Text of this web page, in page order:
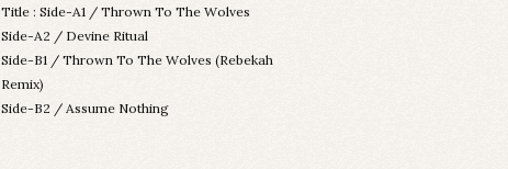
Title : Side-A1 / Thrown To The Wolves
Side-A2 / Devine Ritual
Side-B1 / Thrown To The Wolves (Rebekah
Remix)
Side-B2 / Assume Nothing